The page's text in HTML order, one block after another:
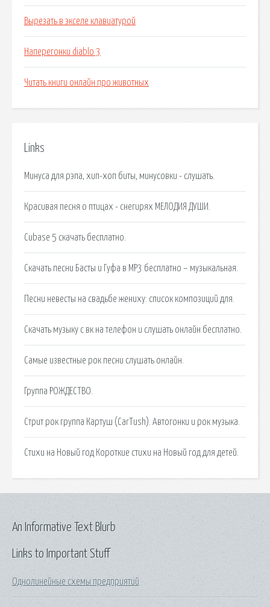
Вырезать в экселе клавиатурой
Наперегонки diablo 3
Читать книги онлайн про животных
Links
Минуса для рэпа, хип-хоп биты, минусовки - слушать.
Красивая песня о птицах - снегирях МЕЛОДИЯ ДУШИ.
Cubase 5 скачать бесплатно.
Скачать песни Басты и Гуфа в MP3 бесплатно – музыкальная.
Песни невесты на свадьбе жениху: список композиций для.
Скачать музыку с вк на телефон и слушать онлайн бесплатно.
Самые известные рок песни слушать онлайн.
Группа РОЖДЕСТВО.
Стрит рок группа Картуш (CarTush). Автогонки и рок музыка.
Стихи на Новый год Короткие стихи на Новый год для детей.
Links to Important Stuff
Однолинейные схемы предприятий
An Informative Text Blurb